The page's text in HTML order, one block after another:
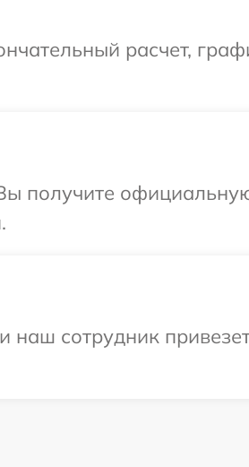
расчет,
получите
наш сотрудник